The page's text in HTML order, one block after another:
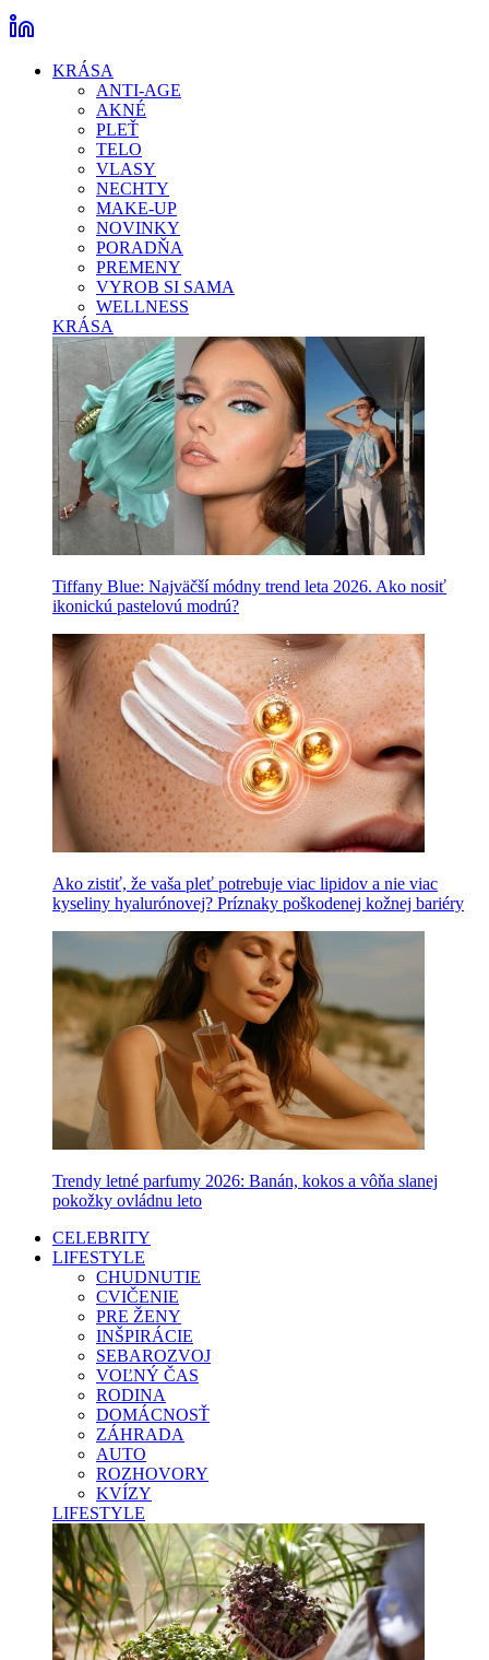
KRÁSA
ANTI-AGE
AKNÉ
PLEŤ
TELO
VLASY
NECHTY
MAKE-UP
NOVINKY
PORADŇA
PREMENY
VYROB SI SAMA
WELLNESS
KRÁSA
Tiffany Blue: Najväčší módny trend leta 2026. Ako nosiť
ikonickú pastelovú modrú?
Ako zistiť, že vaša pleť potrebuje viac lipidov a nie viac
kyseliny hyalurónovej? Príznaky poškodenej kožnej bariéry
Trendy letné parfumy 2026: Banán, kokos a vôňa slanej
pokožky ovládnu leto
CELEBRITY
LIFESTYLE
CHUDNUTIE
CVIČENIE
PRE ŽENY
INŠPIRÁCIE
SEBAROZVOJ
VOĽNÝ ČAS
RODINA
DOMÁCNOSŤ
ZÁHRADA
AUTO
ROZHOVORY
KVÍZY
LIFESTYLE